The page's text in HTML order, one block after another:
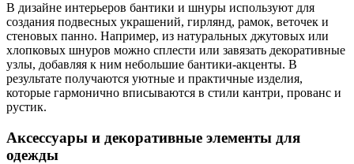
В дизайне интерьеров бантики и шнуры используют для
создания подвесных украшений, гирлянд, рамок, веточек и
стеновых панно. Например, из натуральных джутовых или
хлопковых шнуров можно сплести или завязать декоративные
узлы, добавляя к ним небольшие бантики-акценты. В
результате получаются уютные и практичные изделия,
которые гармонично вписываются в стили кантри, прованс и
рустик.
Аксессуары и декоративные элементы для
одежды